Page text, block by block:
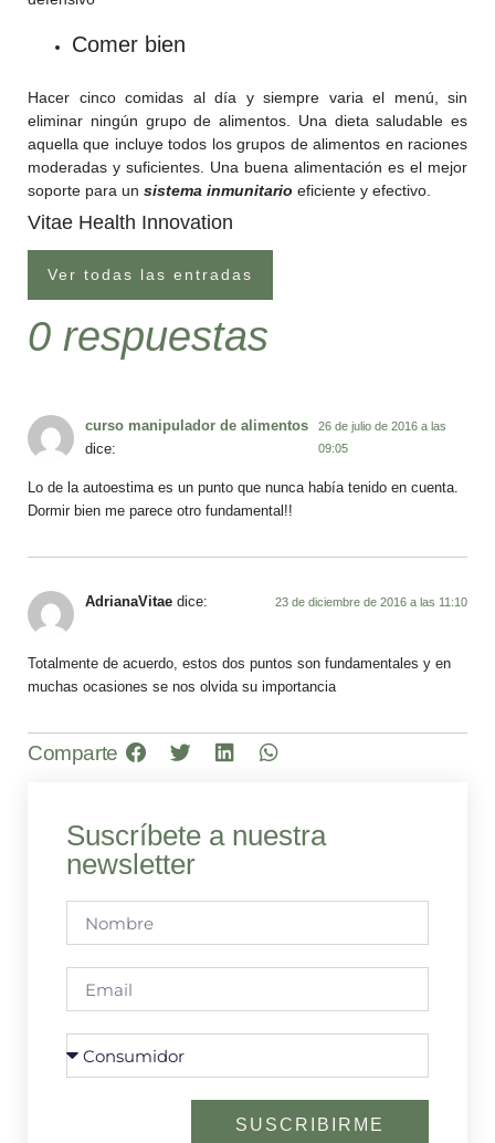
Comer bien
Hacer cinco comidas al día y siempre varia el menú, sin
eliminar ningún grupo de alimentos. Una dieta saludable es
aquella que incluye todos los grupos de alimentos en raciones
moderadas y suficientes. Una buena alimentación es el mejor
soporte para un sistema inmunitario eficiente y efectivo.
Vitae Health Innovation
Ver todas las entradas
0 respuestas
curso manipulador de alimentos
dice:
26 de julio de 2016 a las
09:05
Lo de la autoestima es un punto que nunca había tenido en cuenta.
Dormir bien me parece otro fundamental!!
AdrianaVitae dice: 23 de diciembre de 2016 a las 11:10
Totalmente de acuerdo, estos dos puntos son fundamentales y en
muchas ocasiones se nos olvida su importancia
Comparte
Suscríbete a nuestra
newsletter
SUSCRIBIRME